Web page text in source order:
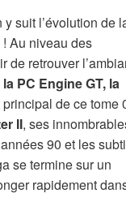
suit l’évolution de
Au niveau des
de retrouver
la PC Engine GT, la
principal de ce tome
II, ses
90 et les
se termine sur un
rapidement